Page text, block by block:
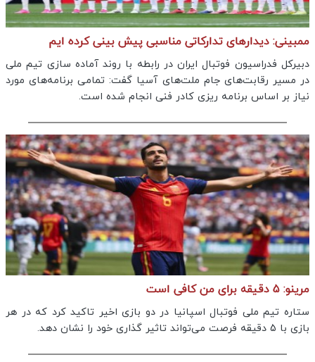
ممبینی: دیدارهای تدارکاتی مناسبی پیش بینی کرده ایم
دبیرکل فدراسیون فوتبال ایران در رابطه با روند آماده سازی تیم ملی
در مسیر رقابت‌های جام ملت‌های آسیا گفت: تمامی برنامه‌های مورد
نیاز بر اساس برنامه ریزی کادر فنی انجام شده است.
مرینو: 5 دقیقه برای من کافی است
ستاره تیم ملی فوتبال اسپانیا در دو بازی اخیر تاکید کرد که در هر
بازی با 5 دقیقه فرصت می‌تواند تاثیر گذاری خود را نشان دهد.